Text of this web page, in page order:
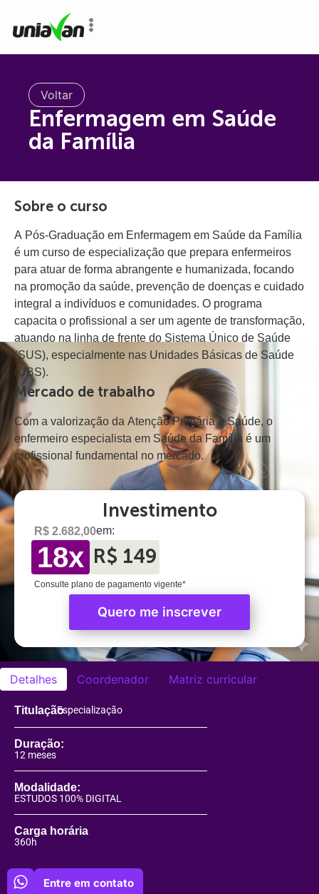
Voltar
Enfermagem em Saúde
da Família
Sobre o curso
A Pós-Graduação em Enfermagem em Saúde da Família
é um curso de especialização que prepara enfermeiros
para atuar de forma abrangente e humanizada, focando
na promoção da saúde, prevenção de doenças e cuidado
integral a indivíduos e comunidades. O programa
capacita o profissional a ser um agente de transformação,
atuando na linha de frente do Sistema Único de Saúde
(SUS), especialmente nas Unidades Básicas de Saúde
(UBS).
Mercado de trabalho
Com a valorização da Atenção Primária à Saúde, o
enfermeiro especialista em Saúde da Família é um
profissional fundamental no mercado.
Investimento
R$ 2.682,00em:
18x R$ 149
Consulte plano de pagamento vigente*
Quero me inscrever
Detalhes Coordenador Matriz curricular
TitulaçãoEspecialização
Duração:
12 meses
Modalidade:
ESTUDOS 100% DIGITAL
Carga horária
360h
Entre em contato